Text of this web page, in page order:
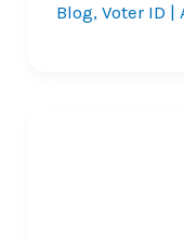
Blog, Voter ID |